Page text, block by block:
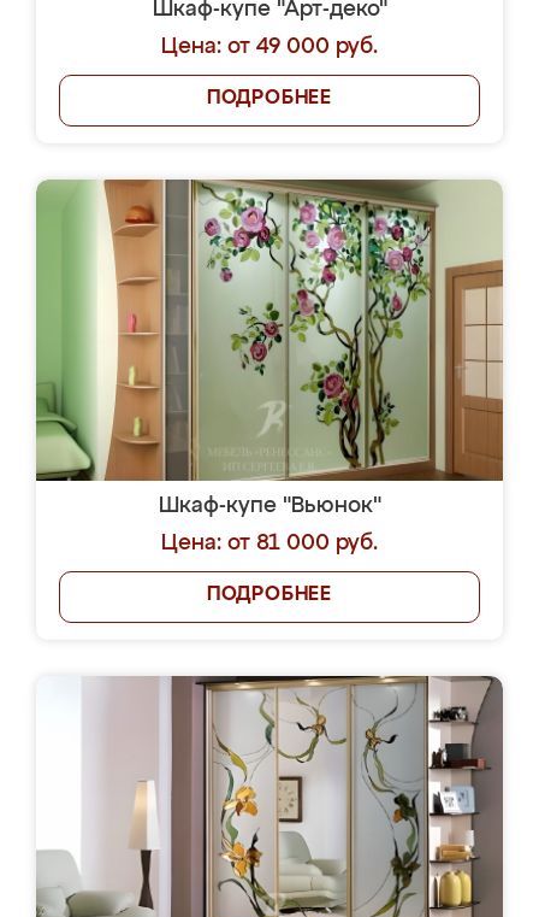
Шкаф-купе "Арт-деко"
Цена: от 49 000 руб.
ПОДРОБНЕЕ
Шкаф-купе "Вьюнок"
Цена: от 81 000 руб.
ПОДРОБНЕЕ